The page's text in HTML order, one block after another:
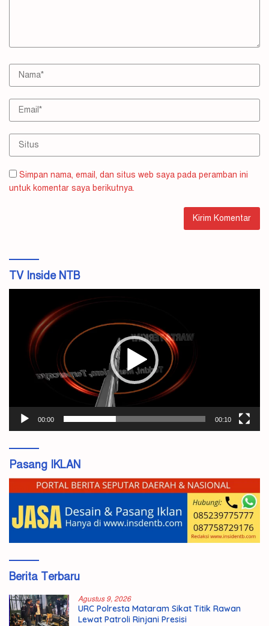
Simpan nama, email, dan situs web saya pada peramban ini
untuk komentar saya berikutnya.
TV Inside NTB
00:00 00:10
Pasang IKLAN
Berita Terbaru
Agustus 9, 2026
URC Polresta Mataram Sikat Titik Rawan
Lewat Patroli Rinjani Presisi